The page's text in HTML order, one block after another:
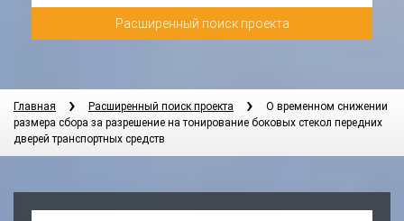
Расширенный поиск проекта
Главная Расширенный поиск проекта
О временном снижении
размера сбора за разрешение на тонирование боковых стекол передних
дверей транспортных средств